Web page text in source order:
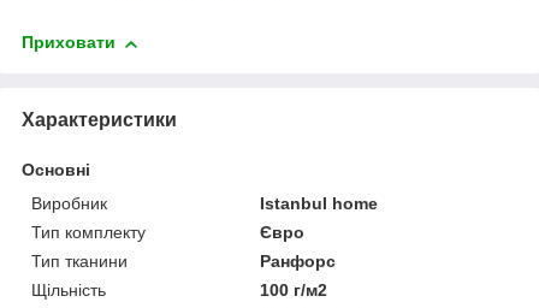
Приховати
Характеристики
Основні
Виробник
Istanbul home
Тип комплекту
Євро
Тип тканини
Ранфорс
Щільність
100 г/м2